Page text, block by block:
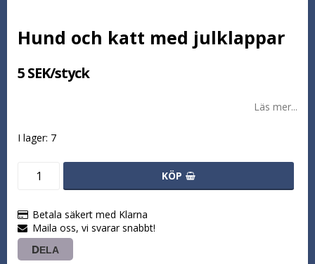
Hund och katt med julklappar
5 SEK/styck
Läs mer...
I lager: 7
KÖP
Betala säkert med Klarna
Maila oss, vi svarar snabbt!
DELA